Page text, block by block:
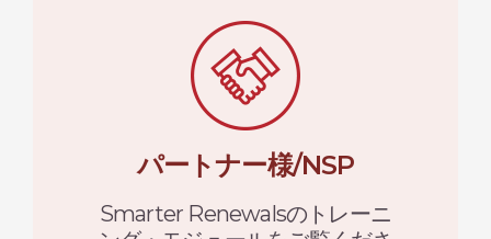
パートナー様/NSP
Smarter Renewalsのトレーニ